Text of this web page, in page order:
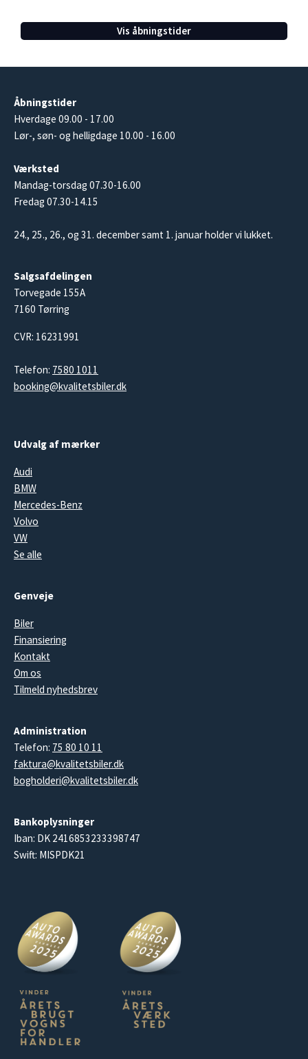
Vis åbningstider
Åbningstider
Hverdage 09.00 - 17.00
Lør-, søn- og helligdage 10.00 - 16.00
Værksted
Mandag-torsdag 07.30-16.00
Fredag 07.30-14.15
24., 25., 26., og 31. december samt 1. januar holder vi lukket.
Salgsafdelingen
Torvegade 155A
7160 Tørring
CVR: 16231991
Telefon: 7580 1011
booking@kvalitetsbiler.dk
Udvalg af mærker
Audi
BMW
Mercedes-Benz
Volvo
VW
Se alle
Genveje
Biler
Finansiering
Kontakt
Om os
Tilmeld nyhedsbrev
Administration
Telefon: 75 80 10 11
faktura@kvalitetsbiler.dk
bogholderi@kvalitetsbiler.dk
Bankoplysninger
Iban: DK 2416853233398747
Swift: MISPDK21